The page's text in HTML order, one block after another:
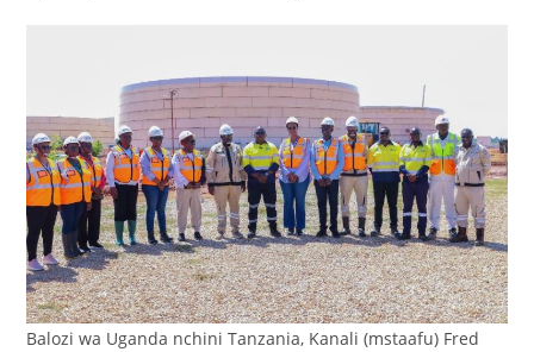
Balozi wa Uganda nchini Tanzania, Kanali (mstaafu) Fred